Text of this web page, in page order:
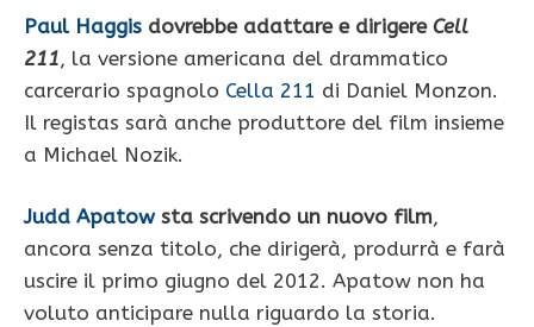
Paul Haggis dovrebbe adattare e dirigere Cell
211, la versione americana del drammatico
carcerario spagnolo Cella 211 di Daniel Monzon.
Il registas sarà anche produttore del film insieme
a Michael Nozik.
Judd Apatowsta scrivendo un nuovo film,
ancora senza titolo, che dirigerà, produrrà e farà
uscire il primo giugno del 2012. Apatow non ha
voluto anticipare nulla riguardo la storia.